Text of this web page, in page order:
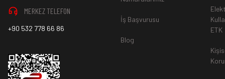
Ürün mağazamıza ulaştıktan sonra gerekli incelemelerin
hesaba ya da Kredi Kartına "Beş (5) ile On (10) iş günü”
durumlar ilgili bankanız ile yapılan sözleşme yükümlülüğüne
MERKEZ TELEFON
+90 532 778 66 86
İş Başvurusu
Blog
ETK